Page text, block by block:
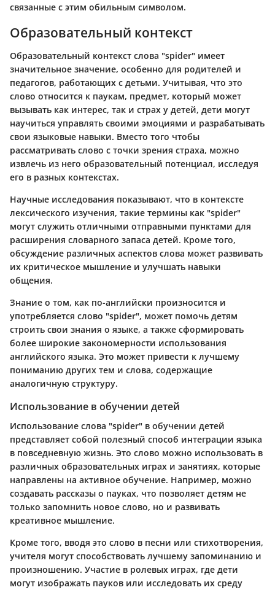
связанные с этим обильным символом.
Образовательный контекст
Образовательный контекст слова "spider" имеет
значительное значение, особенно для родителей и
педагогов, работающих с детьми. Учитывая, что это
слово относится к паукам, предмет, который может
вызывать как интерес, так и страх у детей, дети могут
научиться управлять своими эмоциями и разрабатывать
свои языковые навыки. Вместо того чтобы
рассматривать слово с точки зрения страха, можно
извлечь из него образовательный потенциал, исследуя
его в разных контекстах.
Научные исследования показывают, что в контексте
лексического изучения, такие термины как "spider"
могут служить отличными отправными пунктами для
расширения словарного запаса детей. Кроме того,
обсуждение различных аспектов слова может развивать
их критическое мышление и улучшать навыки
общения.
Знание о том, как по-английски произносится и
употребляется слово "spider", может помочь детям
строить свои знания о языке, а также сформировать
более широкие закономерности использования
английского языка. Это может привести к лучшему
пониманию других тем и слова, содержащие
аналогичную структуру.
Использование в обучении детей
Использование слова "spider" в обучении детей
представляет собой полезный способ интеграции языка
в повседневную жизнь. Это слово можно использовать в
различных образовательных играх и занятиях, которые
направлены на активное обучение. Например, можно
создавать рассказы о пауках, что позволяет детям не
только запомнить новое слово, но и развивать
креативное мышление.
Кроме того, вводя это слово в песни или стихотворения,
учителя могут способствовать лучшему запоминанию и
произношению. Участие в ролевых играх, где дети
могут изображать пауков или исследовать их среду